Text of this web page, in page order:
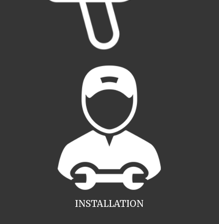
INSTALLATION